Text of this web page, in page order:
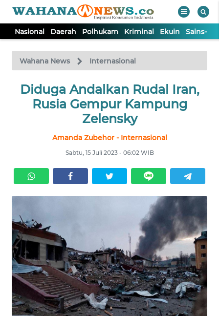
Nasional Daerah Polhukam Kriminal Ekuin Sains-
Wahana News Internasional
Diduga Andalkan Rudal Iran,
Rusia Gempur Kampung
Zelensky
Amanda Zubehor - Internasional
Sabtu, 15 Juli 2023 - 06:02 WIB
TV
Tutup
NASIONAL
POLHUKAM
KRIMINAL
EKUIN
SAINS-TEKNO
KESEHATAN
INTERNASIONAL
SERBA-SERBI